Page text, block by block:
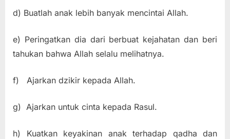
d) Buatlah anak lebih banyak mencintai Allah.
e) Peringatkan dia dari berbuat kejahatan dan beri
tahukan bahwa Allah selalu melihatnya.
f) Ajarkan dzikir kepada Allah.
g) Ajarkan untuk cinta kepada Rasul.
h) Kuatkan keyakinan anak terhadap qadha dan